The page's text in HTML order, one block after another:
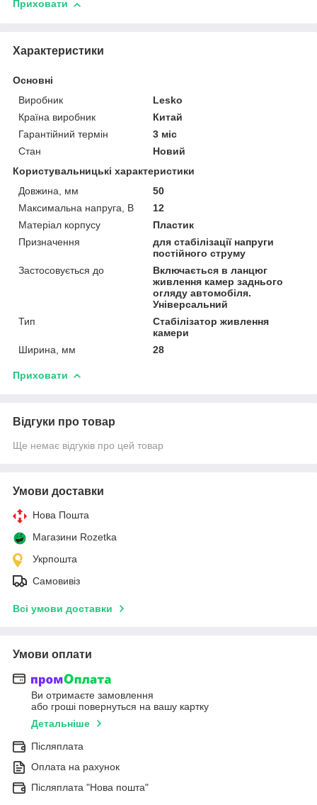
Приховати
Характеристики
Основні
Виробник
Lesko
Країна виробник
Китай
Гарантійний термін
3 міс
Стан
Новий
Користувальницькі характеристики
Довжина, мм
50
Максимальна напруга, В
12
Матеріал корпусу
Пластик
Призначення
для стабілізації напруги
постійного струму
Застосовується до
Включається в ланцюг
живлення камер заднього
огляду автомобіля.
Універсальний
Тип
Стабілізатор живлення
камери
Ширина, мм
28
Приховати
Відгуки про товар
Ще немає відгуків про цей товар
Умови доставки
Нова Пошта
Магазини Rozetka
Укрпошта
Самовивіз
Всі умови доставки
Умови оплати
Ви отримаєте замовлення
або гроші повернуться на вашу картку
Детальніше
Післяплата
Оплата на рахунок
Післяплата "Нова пошта"